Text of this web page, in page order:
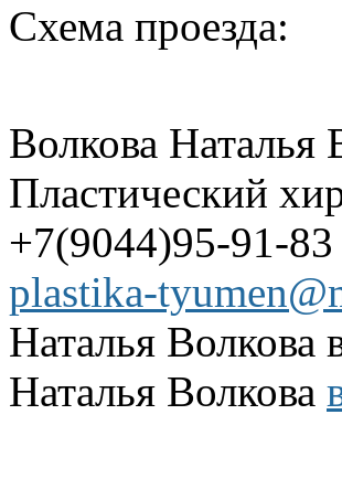
Схема проезда:
Волкова Наталья
Пластический
+7(9044)95-91-83
plastika-
Наталья Волкова
Наталья Волкова